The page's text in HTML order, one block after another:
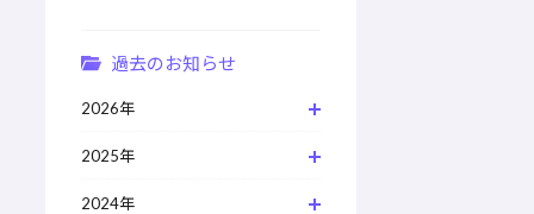
過去のお知らせ
2026年
2025年
2024年